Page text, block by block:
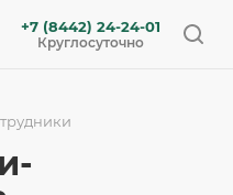
+7 (8442) 24-24-01
Круглосуточно